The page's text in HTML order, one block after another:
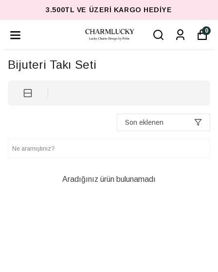
3.500TL VE ÜZERI KARGO HEDIYE
0
Bijuteri Takı Seti
Son eklenen
Aradığınız ürün bulunamadı